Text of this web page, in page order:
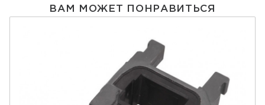
ВАМ МОЖЕТ ПОНРАВИТЬСЯ